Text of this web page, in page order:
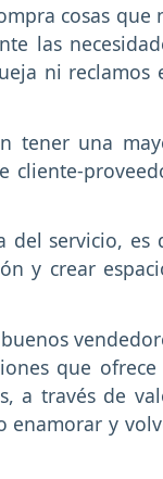
cosas que
las
ni reclamos
tener una
cliente-
del servicio, es
y crear
que ofrece
a través de
enamorar y